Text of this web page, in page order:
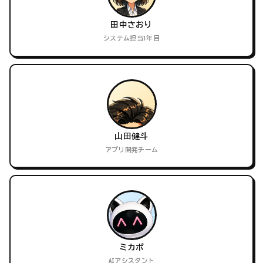
田中さおり
システム担当1年目
山田健斗
アプリ開発チーム
ミカポ
AIアシスタント